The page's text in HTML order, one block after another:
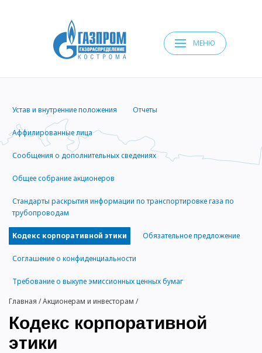
МЕНЮ
Устав и внутренние положения Отчеты
Аффилированные лица
Сообщения о дополнительных сведениях
Общее cобрание акционеров
Стандарты раскрытия информации по транспортировке газа по
трубопроводам
Кодекс корпоративной этики Обязательное предложение
Соглашение о конфиденциальности
Требование о выкупе эмиссионных ценных бумаг
Главная /Акционерам и инвесторам /
Кодекс корпоративной
этики